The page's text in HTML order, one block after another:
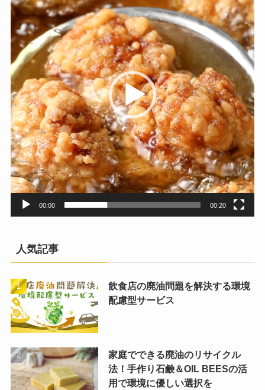
プ
レ
ー
ヤ
ー
00:00 00:20
人気記事
飲食店の廃油問題を解決する環境
配慮型サービス
家庭でできる廃油のリサイクル
法！手作り石鹸＆OIL BEESの活
用で環境に優しい選択を